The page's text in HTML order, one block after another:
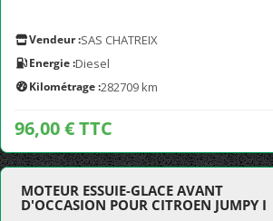
Vendeur :SAS CHATREIX
Energie :Diesel
Kilométrage :282709 km
96,00 € TTC
MOTEUR ESSUIE-GLACE AVANT
D'OCCASION POUR CITROEN JUMPY I